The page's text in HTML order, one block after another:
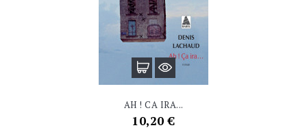
AH ! CA IRA...
Prix
10,20 €